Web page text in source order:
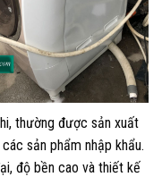
thường được sản xuất
sản phẩm nhập khẩu.
độ bền cao và thiết kế